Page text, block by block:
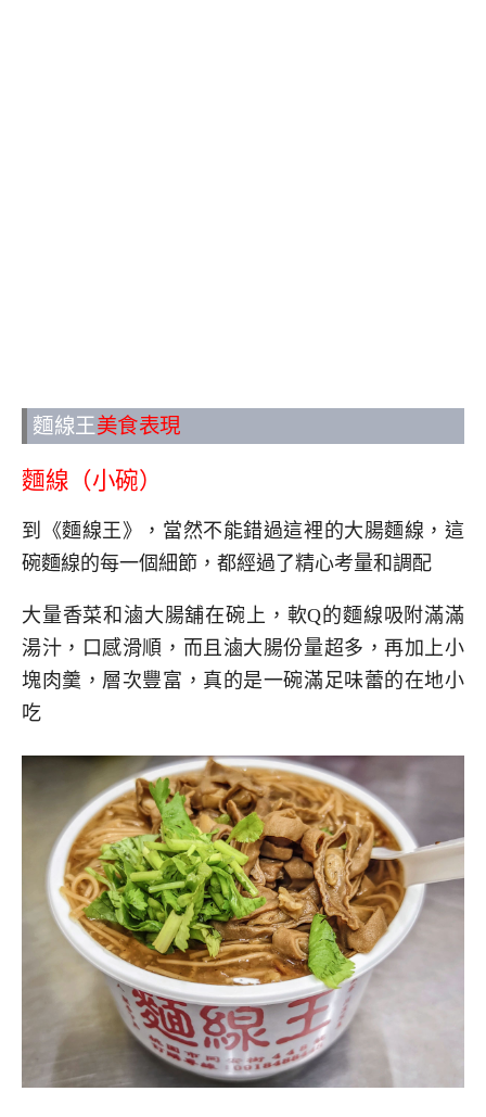
麵線王美食表現
麵線（小碗）
到《麵線王》，當然不能錯過這裡的大腸麵線，這
碗麵線的每一個細節，都經過了精心考量和調配
大量香菜和滷大腸舖在碗上，軟Q的麵線吸附滿滿
湯汁，口感滑順，而且滷大腸份量超多，再加上小
塊肉羹，層次豐富，真的是一碗滿足味蕾的在地小
吃